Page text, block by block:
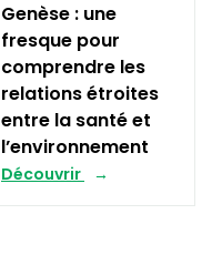
Genèse : une
fresque pour
comprendre les
relations étroites
entre la santé et
l’environnement
Découvrir